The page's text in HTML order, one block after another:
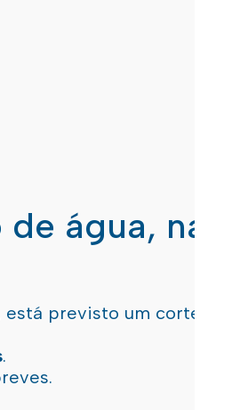
água, nas
previsto um corte de
.